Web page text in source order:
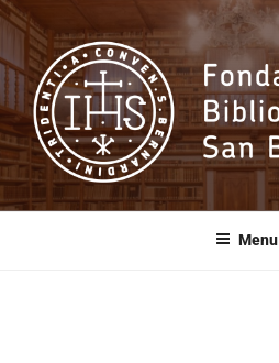
Salta
contenuto
Fondazione
Biblioteca SanMenu